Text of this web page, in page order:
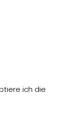
ich die